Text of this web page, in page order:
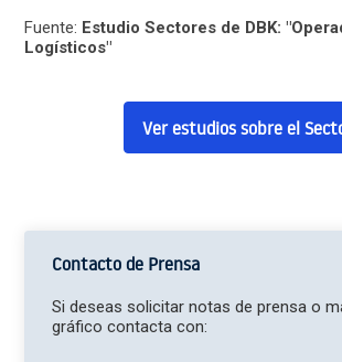
Fuente: Estudio Sectores de DBK:
Logísticos"
Ver estudios sobre el
Contacto de Prensa
Si deseas solicitar notas de prensa o
gráfico contacta con: